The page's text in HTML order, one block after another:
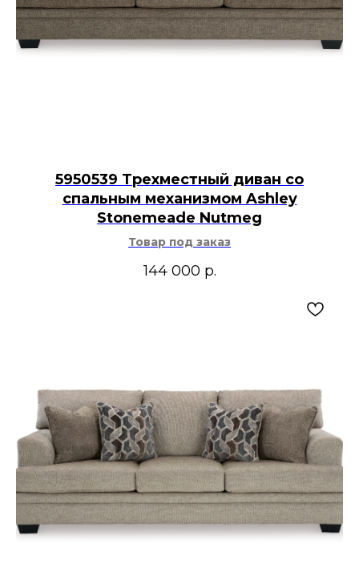
5950539 Трехместный диван со
спальным механизмом Ashley
Stonemeade Nutmeg
Товар под заказ
144 000 р.